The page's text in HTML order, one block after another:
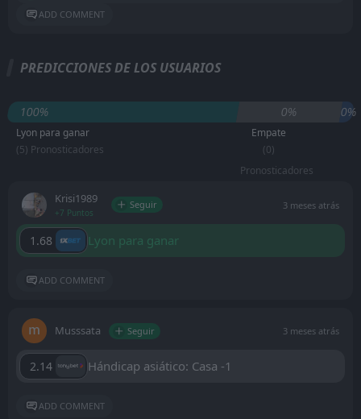
ADD COMMENT
PREDICCIONES DE LOS USUARIOS
100% 0% 0%
Lyon para ganar
(5) Pronosticadores
Empate
(0)
Pronosticadores
Krisi1989
+7 Puntos
Seguir 3 meses atrás
1.68 Lyon para ganar
ADD COMMENT
Musssata Seguir 3 meses atrás
2.14 Hándicap asiático: Casa -1
ADD COMMENT